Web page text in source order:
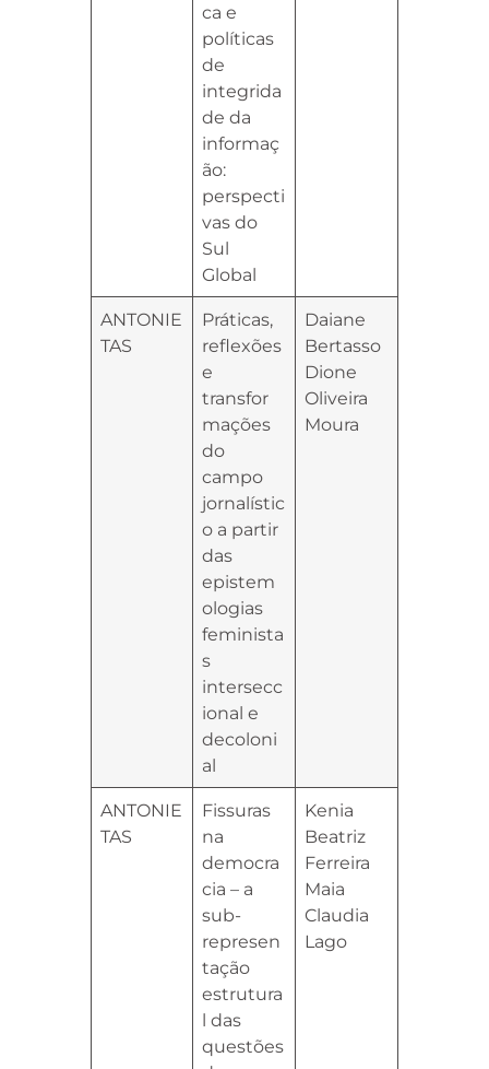
ca e
políticas
de
integrida
de da
informaç
ão:
perspecti
vas do
Sul
Global
ANTONIE
TAS
Práticas,
reflexões
e
transfor
mações
do
campo
jornalístic
o a partir
das
epistem
ologias
feminista
s
intersecc
ional e
decoloni
al
Daiane
Bertasso
Dione
Oliveira
Moura
ANTONIE
TAS
Fissuras
na
democra
cia – a
sub-
represen
tação
estrutura
l das
questões
Kenia
Beatriz
Ferreira
Maia
Claudia
Lago